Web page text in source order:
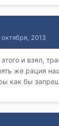
октября, 2013
и взял,
же рация
как бы